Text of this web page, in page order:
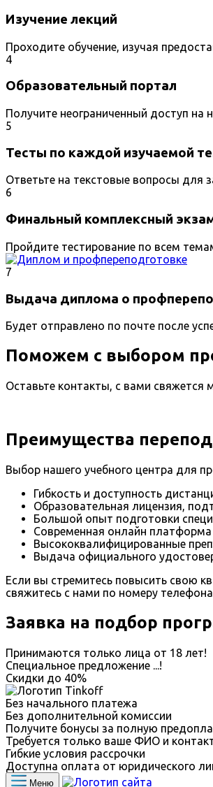
Изучение лекций
Проходите обучение, изучая
4
Образовательный портал
Получите неограниченный доступ
5
Тесты по каждой изучаемой
Ответьте на текстовые вопросы для
6
Финальный комплексный
Пройдите тестирование по всем
7
Выдача диплома о
Будет отправлено по почте после
Поможем с выбором
Оставьте контакты, с вами свяжется
Преимущества
Выбор нашего учебного центра для
Гибкость и доступность
Образовательная лицензия,
Большой опыт подготовки
Современная онлайн платформа
Высококвалифицированные
Выдача официального
Если вы стремитесь повысить свою
свяжитесь с нами по номеру
Заявка на подбор
Принимаются только лица от 18 лет!
Специальное предложение ...!
Скидки до 40%
Без начального платежа
Без дополнительной комиссии
Получите бонусы за полную
Требуется только ваше ФИО и
Гибкие условия рассрочки
Доступна оплата от юридического
Меню